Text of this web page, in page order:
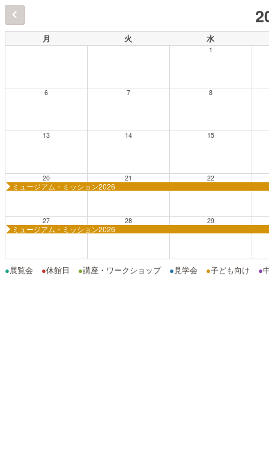
月 火 水
1
6 7 8
13 14 15
20
ミュージアム・ミッション2026
21 22
27
ミュージアム・ミッション2026
28 29
●展覧会 ●休館日 ●講座・ワークショップ ● 見学会 ●子ども向け ●